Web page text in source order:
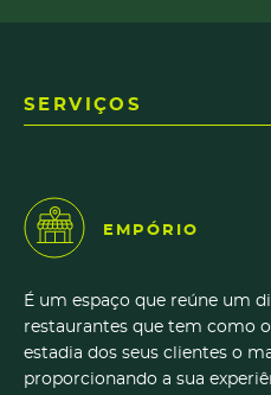
SERVIÇOS
EMPÓRIO
É um espaço que reúne um
restaurantes que tem como
estadia dos seus clientes o
proporcionando a sua